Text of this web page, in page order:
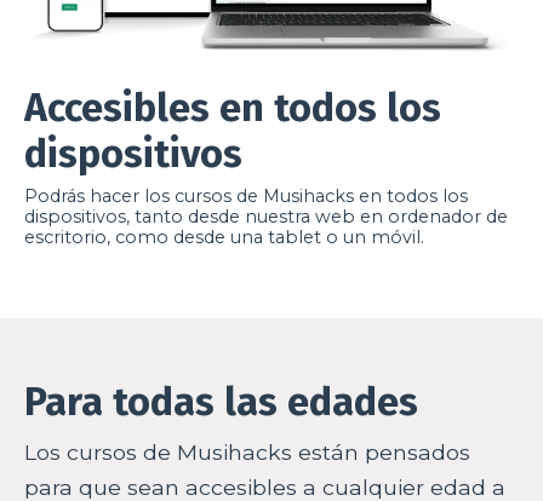
Accesibles en todos los
dispositivos
Podrás hacer los cursos de Musihacks en todos los
dispositivos, tanto desde nuestra web en ordenador de
escritorio, como desde una tablet o un móvil.
Para todas las edades
Los cursos de Musihacks están pensados
para que sean accesibles a cualquier edad a